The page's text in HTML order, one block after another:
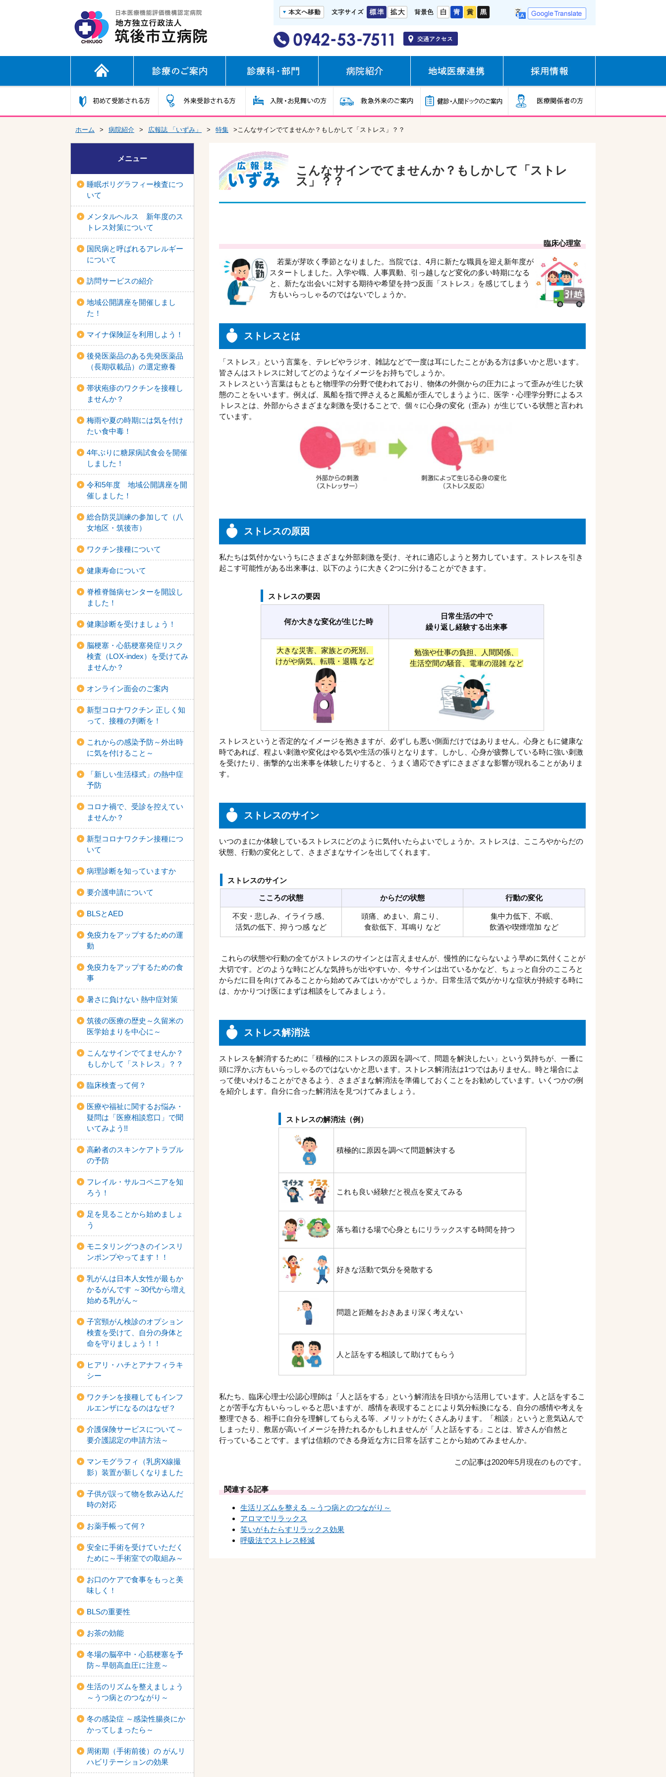
ホーム > 病院紹介 > 広報誌 「いずみ」 > 特集 >こんなサインでてませんか？もしかして「ストレス」？？
メニュー
睡眠ポリグラフィー検査につ
いて
メンタルヘルス 新年度のス
トレス対策について
国民病と呼ばれるアレルギー
について
訪問サービスの紹介
地域公開講座を開催しまし
た！
マイナ保険証を利用しよう！
後発医薬品のある先発医薬品
（長期収載品）の選定療養
帯状疱疹のワクチンを接種し
ませんか？
梅雨や夏の時期には気を付け
たい食中毒！
4年ぶりに糖尿病試食会を開催
しました！
令和5年度 地域公開講座を開
催しました！
総合防災訓練の参加して（八
女地区・筑後市）
ワクチン接種について
健康寿命について
脊椎脊髄病センターを開設し
ました！
健康診断を受けましょう！
脳梗塞・心筋梗塞発症リスク
検査（LOX-index）を受けてみ
ませんか？
オンライン面会のご案内
新型コロナワクチン 正しく知
って、接種の判断を！
これからの感染予防～外出時
に気を付けること～
「新しい生活様式」の熱中症
予防
コロナ禍で、受診を控えてい
ませんか？
新型コロナワクチン接種につ
いて
病理診断を知っていますか
要介護申請について
BLSとAED
免疫力をアップするための運
動
免疫力をアップするための食
事
暑さに負けない 熱中症対策
筑後の医療の歴史～久留米の
医学始まりを中心に～
こんなサインでてませんか？
もしかして「ストレス」？？
臨床検査って何？
医療や福祉に関するお悩み・
疑問は「医療相談窓口」で聞
いてみよう!!
高齢者のスキンケアトラブル
の予防
フレイル・サルコペニアを知
ろう！
足を見ることから始めましょ
う
モニタリングつきのインスリ
ンポンプやってます！！
乳がんは日本人女性が最もか
かるがんです ～30代から増え
始める乳がん～
子宮頸がん検診のオプション
検査を受けて、自分の身体と
命を守りましょう！！
ヒアリ・ハチとアナフィラキ
シー
ワクチンを接種してもインフ
ルエンザになるのはなぜ？
介護保険サービスについて～
要介護認定の申請方法～
マンモグラフィ（乳房X線撮
影）装置が新しくなりました
子供が誤って物を飲み込んだ
時の対応
お薬手帳って何？
安全に手術を受けていただく
ために～手術室での取組み～
お口のケアで食事をもっと美
味しく！
BLSの重要性
お茶の効能
冬場の脳卒中・心筋梗塞を予
防～早朝高血圧に注意～
生活のリズムを整えましょう
～うつ病とのつながり～
冬の感染症 ～感染性腸炎にか
かってしまったら～
周術期（手術前後）の がんリ
ハビリテーションの効果
こんなサインでてませんか？もしかして「ストレ
ス」？？
臨床心理室
若葉が芽吹く季節となりました。当院では、4月に新たな職員を迎え新年度が
スタートしました。入学や職、人事異動、引っ越しなど変化の多い時期になる
と、新たな出会いに対する期待や希望を持つ反面「ストレス」を感じてしまう
方もいらっしゃるのではないでしょうか。
ストレスとは
「ストレス」という言葉を、テレビやラジオ、雑誌などで一度は耳にしたことがある方は多いかと思います。
皆さんはストレスに対してどのようなイメージをお持ちでしょうか。
ストレスという言葉はもともと物理学の分野で使われており、物体の外側からの圧力によって歪みが生じた状
態のことをいいます。例えば、風船を指で押さえると風船が歪んでしまうように、医学・心理学分野によるス
トレスとは、外部からさまざまな刺激を受けることで、個々に心身の変化（歪み）が生じている状態と言われ
ています。
ストレスの原因
私たちは気付かないうちにさまざまな外部刺激を受け、それに適応しようと努力しています。ストレスを引き
起こす可能性がある出来事は、以下のように大きく2つに分けることができます。
ストレスの要因
何か大きな変化が生じた時
日常生活の中で
繰り返し経験する出来事
大きな災害、家族との死別、
けがや病気、転職・退職 など
勉強や仕事の負担、人間関係、
生活空間の騒音、電車の混雑 など
ストレスというと否定的なイメージを抱きますが、必ずしも悪い側面だけではありません。心身ともに健康な
時であれば、程よい刺激や変化はやる気や生活の張りとなります。しかし、心身が疲弊している時に強い刺激
を受けたり、衝撃的な出来事を体験したりすると、うまく適応できずにさまざまな影響が現れることがありま
す。
ストレスのサイン
いつのまにか体験しているストレスにどのように気付いたらよいでしょうか。ストレスは、こころやからだの
状態、行動の変化として、さまざまなサインを出してくれます。
ストレスのサイン
こころの状態 からだの状態 行動の変化
不安・悲しみ、イライラ感、
活気の低下、抑うつ感 など
頭痛、めまい、肩こり、
食欲低下、耳鳴り など
集中力低下、不眠、
飲酒や喫煙増加 など
これらの状態や行動の全てがストレスのサインとは言えませんが、慢性的にならないよう早めに気付くことが
大切です。どのような時にどんな気持ちが出やすいか、今サインは出ているかなど、ちょっと自分のこころと
からだに目を向けてみることから始めてみてはいかがでしょうか。日常生活で気がかりな症状が持続する時に
は、かかりつけ医にまずは相談をしてみましょう。
ストレス解消法
ストレスを解消するために「積極的にストレスの原因を調べて、問題を解決したい」という気持ちが、一番に
頭に浮かぶ方もいらっしゃるのではないかと思います。ストレス解消法は1つではありません。時と場合によ
って使いわけることができるよう、さまざまな解消法を準備しておくことをお勧めしています。いくつかの例
を紹介します。自分に合った解消法を見つけてみましょう。
ストレスの解消法（例）
積極的に原因を調べて問題解決する
これも良い経験だと視点を変えてみる
落ち着ける場で心身ともにリラックスする時間を持つ
好きな活動で気分を発散する
問題と距離をおきあまり深く考えない
人と話をする相談して助けてもらう
私たち、臨床心理士/公認心理師は「人と話をする」という解消法を日頃から活用しています。人と話をするこ
とが苦手な方もいらっしゃると思いますが、感情を表現することにより気分転換になる、自分の感情や考えを
整理できる、相手に自分を理解してもらえる等、メリットがたくさんあります。「相談」というと意気込んで
しまったり、敷居が高いイメージを持たれるかもしれませんが「人と話をする」ことは、皆さんが自然と
行っていることです。まずは信頼のできる身近な方に日常を話すことから始めてみませんか。
この記事は2020年5月現在のものです。
関連する記事
生活リズムを整える ～うつ病とのつながり～
アロマでリラックス
笑いがもたらすリラックス効果
呼吸法でストレス軽減